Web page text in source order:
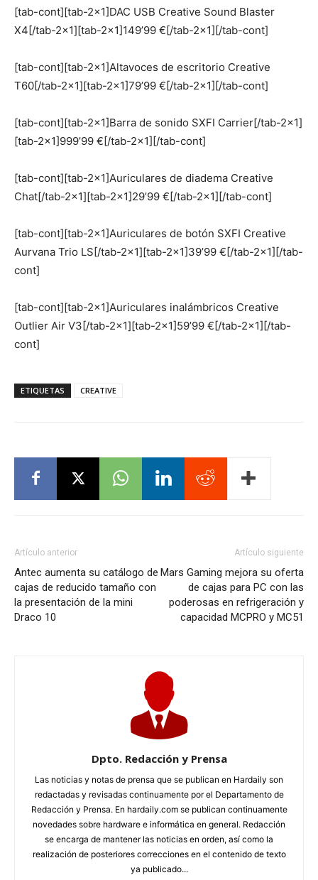
[tab-cont][tab-2×1]DAC USB Creative Sound Blaster
X4[/tab-2×1][tab-2×1]149’99 €[/tab-2×1][/tab-cont]
[tab-cont][tab-2×1]Altavoces de escritorio Creative
T60[/tab-2×1][tab-2×1]79’99 €[/tab-2×1][/tab-cont]
[tab-cont][tab-2×1]Barra de sonido SXFI Carrier[/tab-2×1]
[tab-2×1]999’99 €[/tab-2×1][/tab-cont]
[tab-cont][tab-2×1]Auriculares de diadema Creative
Chat[/tab-2×1][tab-2×1]29’99 €[/tab-2×1][/tab-cont]
[tab-cont][tab-2×1]Auriculares de botón SXFI Creative
Aurvana Trio LS[/tab-2×1][tab-2×1]39’99 €[/tab-2×1][/tab-
cont]
[tab-cont][tab-2×1]Auriculares inalámbricos Creative
Outlier Air V3[/tab-2×1][tab-2×1]59’99 €[/tab-2×1][/tab-
cont]
ETIQUETAS CREATIVE
Artículo anterior
Antec aumenta su catálogo de
cajas de reducido tamaño con
la presentación de la mini
Draco 10
Artículo siguiente
Mars Gaming mejora su oferta
de cajas para PC con las
poderosas en refrigeración y
capacidad MCPRO y MC51
Dpto. Redacción y Prensa
Las noticias y notas de prensa que se publican en Hardaily son
redactadas y revisadas continuamente por el Departamento de
Redacción y Prensa. En hardaily.com se publican continuamente
novedades sobre hardware e informática en general. Redacción
se encarga de mantener las noticias en orden, así como la
realización de posteriores correcciones en el contenido de texto
ya publicado...